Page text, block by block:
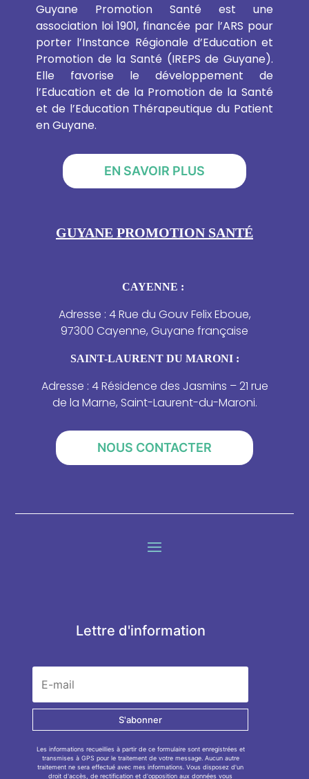
Guyane Promotion Santé est une
association loi 1901, financée par l’ARS pour
porter l’Instance Régionale d’Education et
Promotion de la Santé (IREPS de Guyane).
Elle favorise le développement de
l’Education et de la Promotion de la Santé
et de l’Education Thérapeutique du Patient
en Guyane.
EN SAVOIR PLUS
GUYANE PROMOTION SANTÉ
CAYENNE :
Adresse : 4 Rue du Gouv Felix Eboue,
97300 Cayenne, Guyane française
SAINT-LAURENT DU MARONI :
Adresse : 4 Résidence des Jasmins – 21 rue
de la Marne, Saint-Laurent-du-Maroni.
NOUS CONTACTER
Lettre d'information
S'abonner
Les informations recueillies à partir de ce formulaire sont enregistrées et
transmises à GPS pour le traitement de votre message. Aucun autre
traitement ne sera effectué avec mes informations. Vous disposez d'un
droit d'accès, de rectification et d'opposition aux données vous